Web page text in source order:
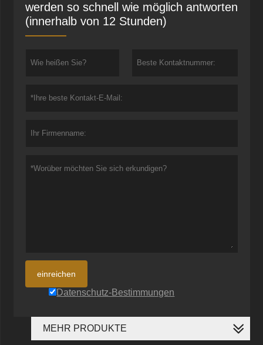
werden so schnell wie möglich antworten
(innerhalb von 12 Stunden)
einreichen
Datenschutz-Bestimmungen
MEHR PRODUKTE